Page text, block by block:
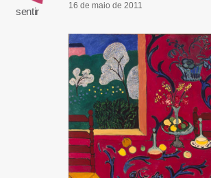
sentir 16 de maio de 2011